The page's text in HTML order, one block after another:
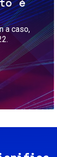
a caso,